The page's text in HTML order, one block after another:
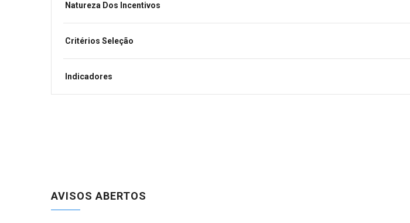
Natureza Dos Incentivos
Critérios Seleção
Indicadores
AVISOS ABERTOS